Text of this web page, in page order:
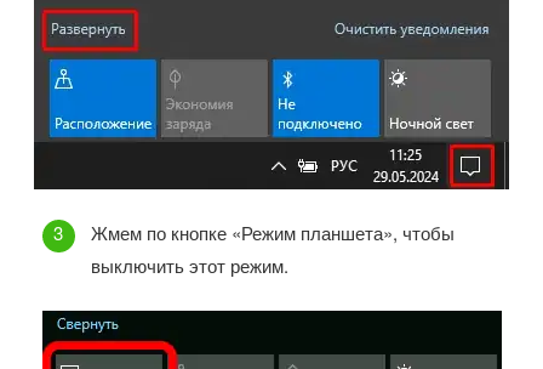
Жмем по кнопке «Режим планшета», чтобы
выключить этот режим.